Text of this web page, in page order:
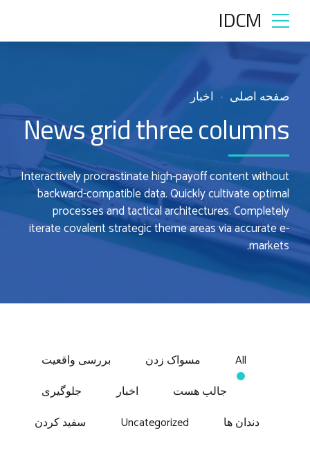
IDCM
صفحه اصلی اخبار
News grid three columns
Interactively procrastinate high-payoff content without
backward-compatible data. Quickly cultivate optimal
processes and tactical architectures. Completely
iterate covalent strategic theme areas via accurate e-
markets.
All مسواک زدن
بررسی واقعیت
جالب هست
اخبار
جلوگیری
دندان ها
Uncategorized سفید کردن